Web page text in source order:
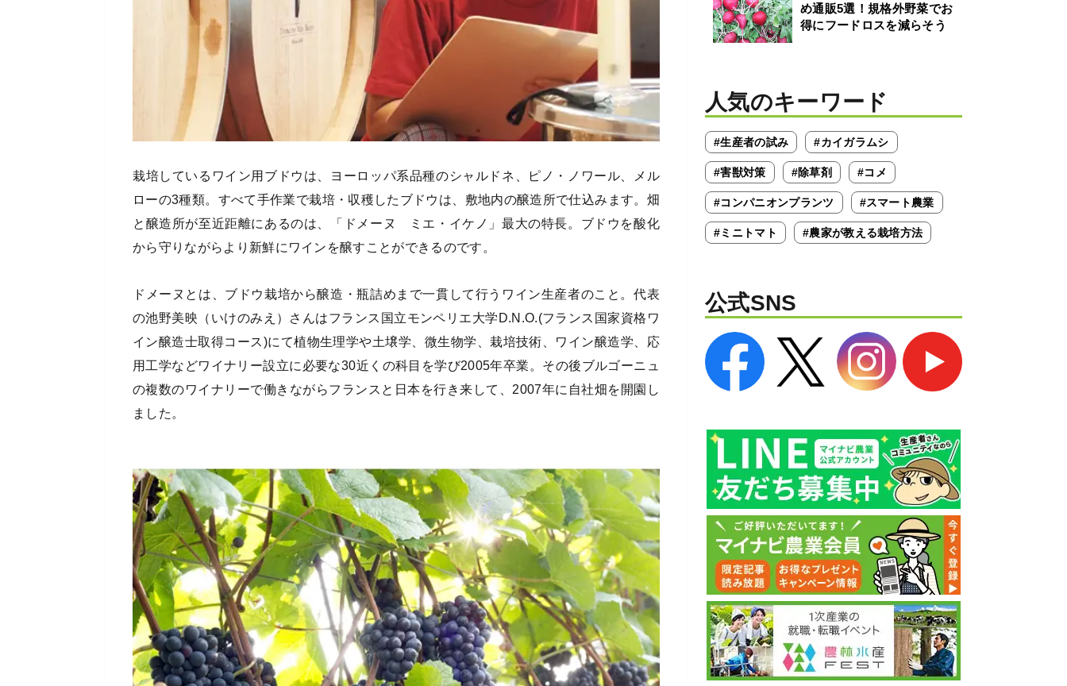
栽培しているワイン用ブドウは、ヨーロッパ系品種のシャルドネ、ピノ・ノワール、メル
ローの3種類。すべて手作業で栽培・収穫したブドウは、敷地内の醸造所で仕込みます。畑
と醸造所が至近距離にあるのは、「ドメーヌ ミエ・イケノ」最大の特長。ブドウを酸化
から守りながらより新鮮にワインを醸すことができるのです。
ドメーヌとは、ブドウ栽培から醸造・瓶詰めまで一貫して行うワイン生産者のこと。代表
の池野美映（いけのみえ）さんはフランス国立モンペリエ大学D.N.O.(フランス国家資格ワ
イン醸造士取得コース)にて植物生理学や土壌学、微生物学、栽培技術、ワイン醸造学、応
用工学などワイナリー設立に必要な30近くの科目を学び2005年卒業。その後ブルゴーニュ
の複数のワイナリーで働きながらフランスと日本を行き来して、2007年に自社畑を開園し
ました。
め通販5選！規格外野菜でお
得にフードロスを減らそう
人気のキーワード
#生産者の試み #カイガラムシ
#害獣対策 #除草剤 #コメ
#コンパニオンプランツ #スマート農業
#ミニトマト #農家が教える栽培方法
公式SNS